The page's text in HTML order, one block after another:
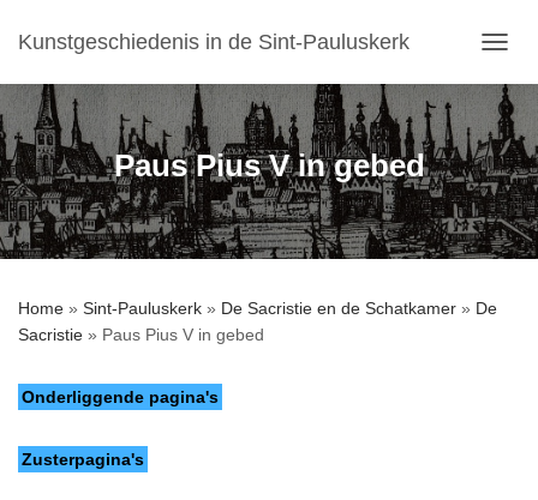
Kunstgeschiedenis in de Sint-Pauluskerk
O
G
G
L
E
N
A
V
A
Paus Pius V in gebed
Home » Sint-Pauluskerk » De Sacristie en de Schatkamer » De
Sacristie » Paus Pius V in gebed
Onderliggende pagina's
Zusterpagina's